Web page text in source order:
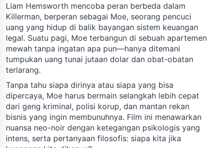
Liam Hemsworth mencoba peran berbeda dalam
Killerman, berperan sebagai Moe, seorang pencuci
uang yang hidup di balik bayangan sistem keuangan
legal. Suatu pagi, Moe terbangun di sebuah apartemen
mewah tanpa ingatan apa pun—hanya ditemani
tumpukan uang tunai jutaan dolar dan obat-obatan
terlarang.
Tanpa tahu siapa dirinya atau siapa yang bisa
dipercaya, Moe harus bermain selangkah lebih cepat
dari geng kriminal, polisi korup, dan mantan rekan
bisnis yang ingin membunuhnya. Film ini menawarkan
nuansa neo-noir dengan ketegangan psikologis yang
intens, serta pertanyaan filosofis: siapa kita jika